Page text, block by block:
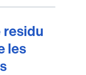
residu
les